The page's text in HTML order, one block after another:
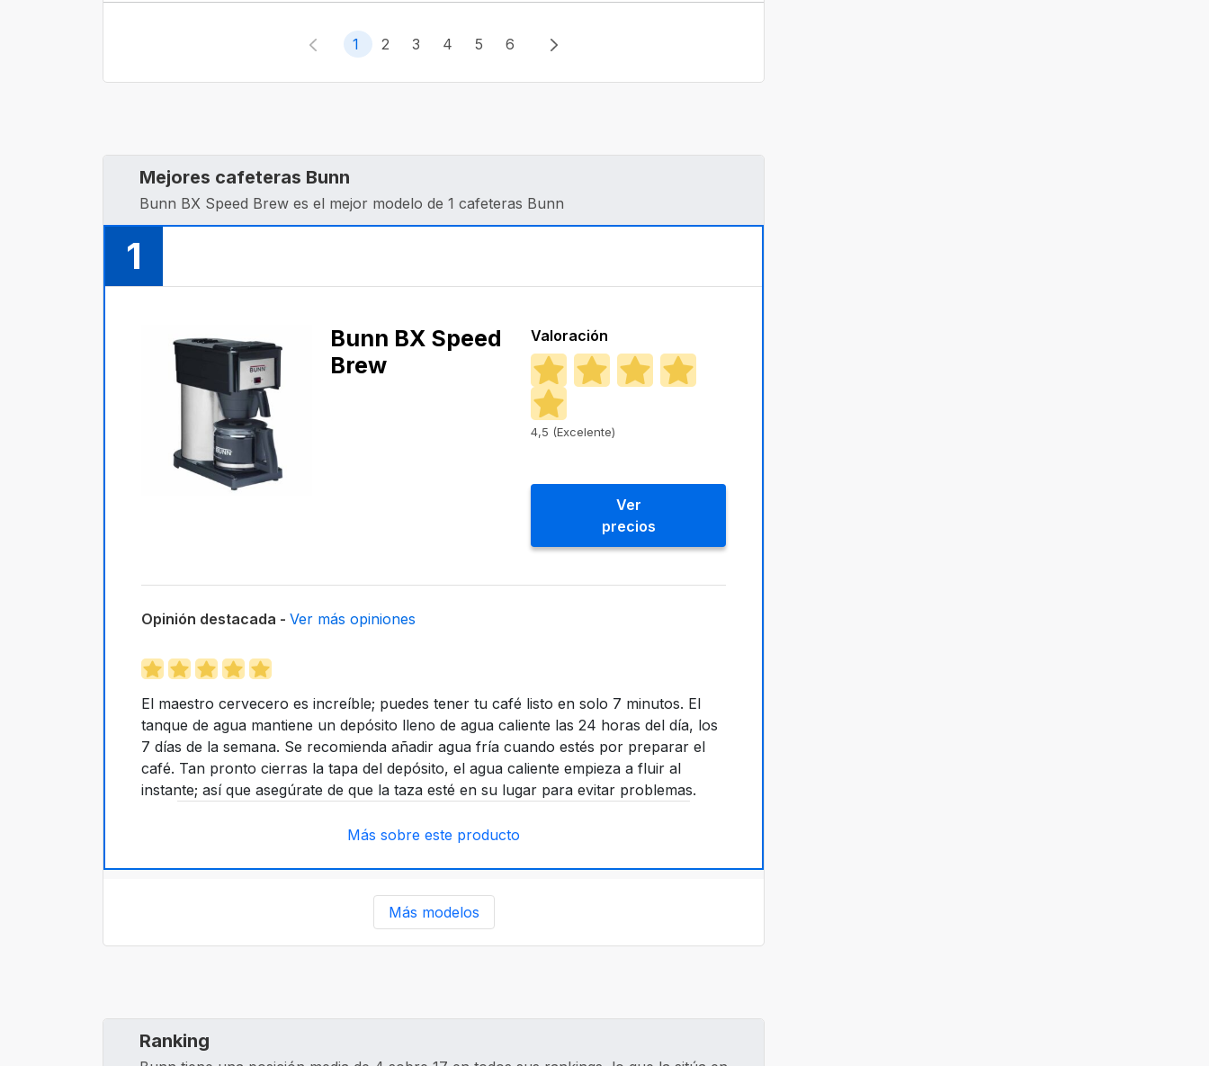
1 2 3 4 5 6
Mejores cafeteras Bunn
Bunn BX Speed Brew es el mejor modelo de 1 cafeteras Bunn
1
Bunn BX Speed
Brew
Valoración
4,5 (Excelente)
Ver
precios
Opinión destacada - Ver más opiniones
El maestro cervecero es increíble; puedes tener tu café listo en solo 7 minutos. El
tanque de agua mantiene un depósito lleno de agua caliente las 24 horas del día, los
7 días de la semana. Se recomienda añadir agua fría cuando estés por preparar el
café. Tan pronto cierras la tapa del depósito, el agua caliente empieza a fluir al
instante; así que asegúrate de que la taza esté en su lugar para evitar problemas.
Más sobre este producto
Más modelos
Ranking